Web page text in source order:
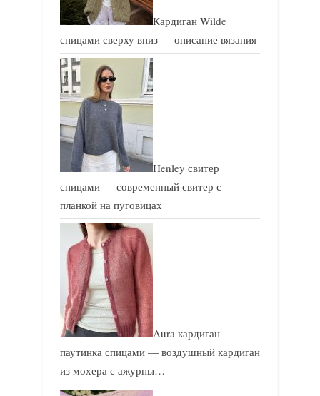
Кардиган Wilde
спицами сверху вниз — описание вязания
Henley свитер
спицами — современный свитер с
планкой на пуговицах
Aura кардиган
паутинка спицами — воздушный кардиган
из мохера с ажурны…